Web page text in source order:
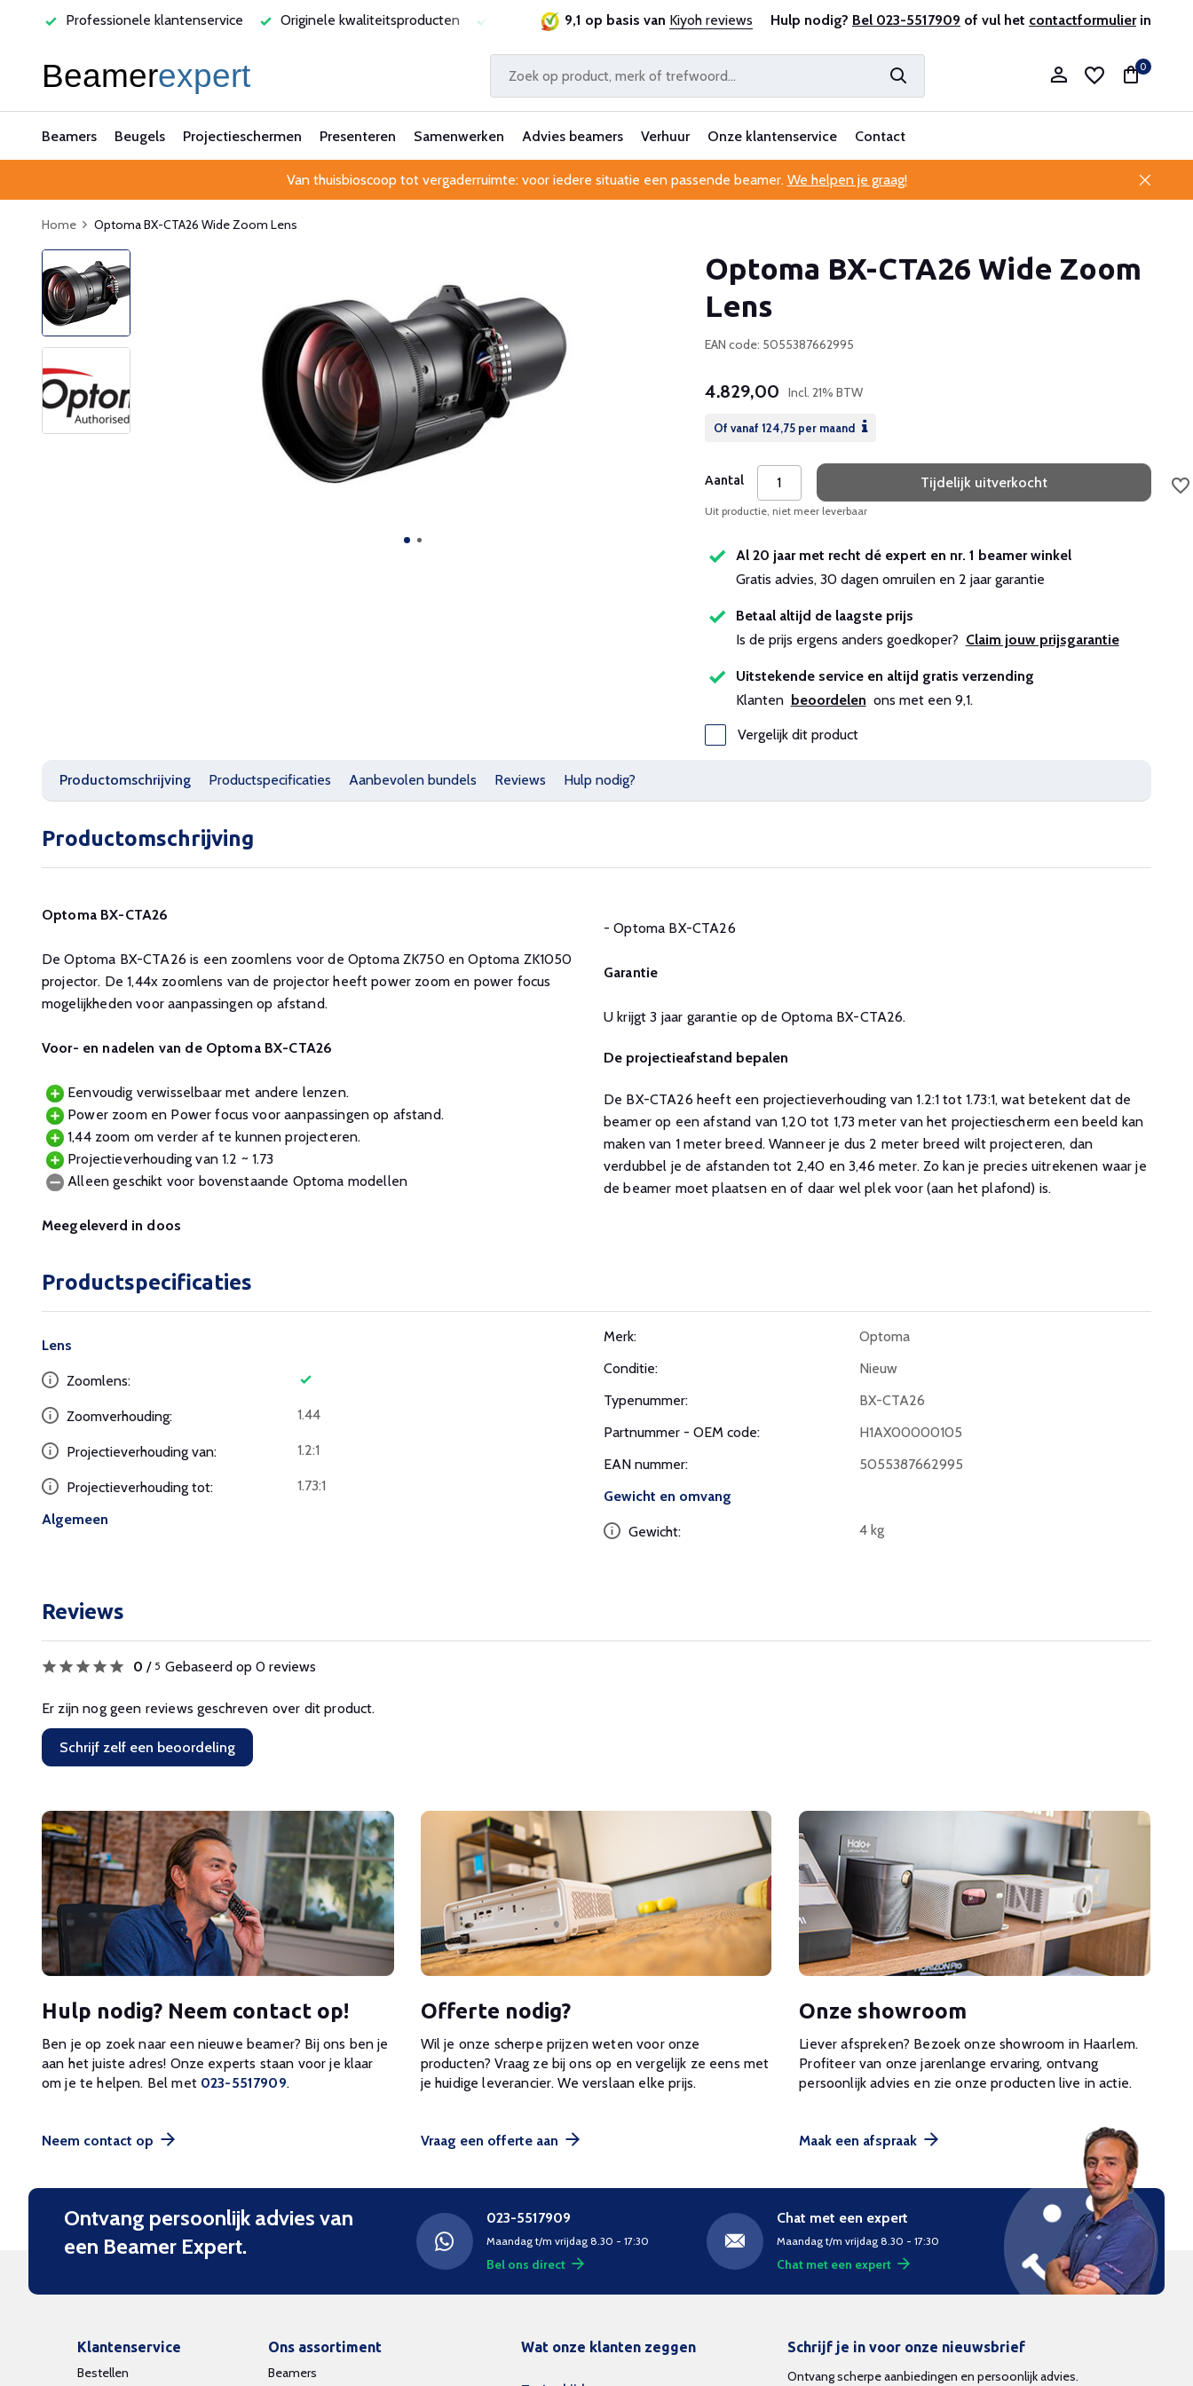
Professionele klantenservice Originele kwaliteitsproducten Laagste prijsgarantie Al 25 jaar betrouwbaar en ervaren Professionele klantenservice
9,1 op basis van Kiyoh reviews Hulp nodig? Bel 023-5517909 of vul het contactformulierin
Account aanmaken
0
Beamers Beugels Projectieschermen Presenteren Samenwerken Advies beamers Verhuur Onze klantenservice Contact
Van thuisbioscoop tot vergaderruimte: voor iedere situatie een passende beamer. We helpen je graag!
Home Optoma BX-CTA26 Wide Zoom Lens
Optoma BX-CTA26 Wide Zoom
Lens
EAN code: 5055387662995
4.829,00 Incl. 21% BTW
Of vanaf 124,75per maand
Aantal Tijdelijk uitverkocht
Uit productie, niet meer leverbaar
Al 20 jaar met recht dé expert en nr. 1 beamer winkel
Gratis advies, 30 dagen omruilen en 2 jaar garantie
Betaal altijd de laagste prijs
Is de prijs ergens anders goedkoper? Claim jouw prijsgarantie
Uitstekende service en altijd gratis verzending
Klanten beoordelen ons met een 9,1.
Vergelijk dit product
Productomschrijving Productspecificaties Aanbevolen bundels Reviews Hulp nodig?
Productomschrijving
Optoma BX-CTA26
De Optoma BX-CTA26 is een zoomlens voor de Optoma ZK750 en Optoma ZK1050
projector. De 1,44x zoomlens van de projector heeft power zoom en power focus
mogelijkheden voor aanpassingen op afstand.
Voor- en nadelen van de Optoma BX-CTA26
Eenvoudig verwisselbaar met andere lenzen.
Power zoom en Power focus voor aanpassingen op afstand.
1,44 zoom om verder af te kunnen projecteren.
Projectieverhouding van 1.2 ~ 1.73
Alleen geschikt voor bovenstaande Optoma modellen
Meegeleverd in doos
- Optoma BX-CTA26
Garantie
U krijgt 3 jaar garantie op de Optoma BX-CTA26.
De projectieafstand bepalen
De BX-CTA26 heeft een projectieverhouding van 1.2:1 tot 1.73:1, wat betekent dat de
beamer op een afstand van 1,20 tot 1,73 meter van het projectiescherm een beeld kan
maken van 1 meter breed. Wanneer je dus 2 meter breed wilt projecteren, dan
verdubbel je de afstanden tot 2,40 en 3,46 meter. Zo kan je precies uitrekenen waar je
de beamer moet plaatsen en of daar wel plek voor (aan het plafond) is.
Productspecificaties
Lens
Zoomlens:
Zoomverhouding: 1.44
Projectieverhouding van: 1.2:1
Projectieverhouding tot:
1.73:1
Algemeen
Merk:
Optoma
Conditie:
Nieuw
Typenummer:
BX-CTA26
Partnummer - OEM code:
H1AX00000105
EAN nummer:
5055387662995
Gewicht en omvang
Gewicht: 4 kg
Reviews
0 / 5 Gebaseerd op 0 reviews
Er zijn nog geen reviews geschreven over dit product.
Schrijf zelf een beoordeling
Hulp nodig? Neem contact op!
Ben je op zoek naar een nieuwe beamer? Bij ons ben je
aan het juiste adres! Onze experts staan voor je klaar
om je te helpen. Bel met 023-5517909.
Neem contact op
Offerte nodig?
Wil je onze scherpe prijzen weten voor onze
producten? Vraag ze bij ons op en vergelijk ze eens met
je huidige leverancier. We verslaan elke prijs.
Vraag een offerte aan
Onze showroom
Liever afspreken? Bezoek onze showroom in Haarlem.
Profiteer van onze jarenlange ervaring, ontvang
persoonlijk advies en zie onze producten live in actie.
Maak een afspraak
Ontvang persoonlijk advies van
een Beamer Expert.
023-5517909
Maandag t/m vrijdag 8.30 - 17:30
Bel ons direct
Chat met een expert
Maandag t/m vrijdag 8.30 - 17:30
Chat met een expert
Klantenservice
Bestellen
Ons assortiment
Beamers
Wat onze klanten zeggen
Schrijf je in voor onze nieuwsbrief
Ontvang scherpe aanbiedingen en persoonlijk advies.